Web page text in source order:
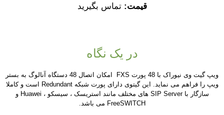
قیمت:تماس بگیرید
در یک نگاه
ویپ گیت وی نیوراک با 48 پورت FXS امکان اتصال 48 دستگاه آنالوگ به بستر
ویپ را فراهم می نماید. این گیتوی دارای پورت شبکه Redundant است و کاملا
سازگار با SIP Server های مختلف مانند استریسک ، سیسکو ، Huawei و
FreeSWITCH می باشد.